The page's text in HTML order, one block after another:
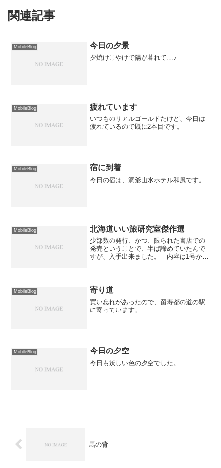
関連記事
MobileBlog 今日の夕景
夕焼けこやけで陽が暮れて…♪
MobileBlog 疲れています
いつものリアルゴールドだけど、今日は
疲れているので既に2本目です。
MobileBlog 宿に到着
今日の宿は、洞爺山水ホテル和風です。
MobileBlog 北海道いい旅研究室傑作選
少部数の発行、かつ、限られた書店での
発売ということで、半ば諦めていたんで
すが、入手出来ました。 内容は1号から
早く4号から5...
MobileBlog 寄り道
買い忘れがあったので、留寿都の道の駅
に寄っています。
MobileBlog 今日の夕空
今日も妖しい色の夕空でした。
馬の背